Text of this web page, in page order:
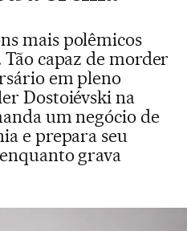
mais polêmicos
Tão capaz de morder
em pleno
Dostoiévski na
um negócio de
e prepara seu
grava